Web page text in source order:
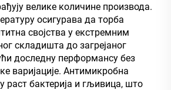
велике количине производа.
осигурава да торба
својства у екстремним
складишта до загрејаног
доследну перформансу без
варијације. Антимикробна
раст бактерија и гљивица, што